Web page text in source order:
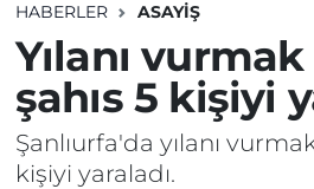
HABERLER ASAYİŞ
Yılanı
şahıs 5 kişiyi
Şanlıurfa'da yılanı
kişiyi yaraladı.
EĞİTİM
ÖZEL HABER
Süper Lig Puan
Tüm Manşetler
Son Dakika Haberleri